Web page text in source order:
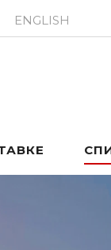
ENGLISH